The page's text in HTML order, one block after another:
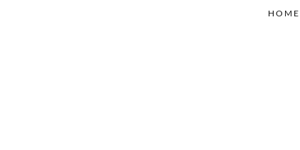
HOME